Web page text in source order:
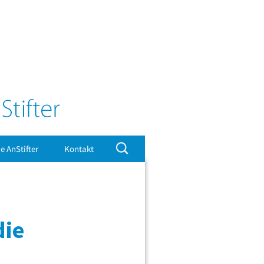
AnStifter Kontakt
Suchen
nach: